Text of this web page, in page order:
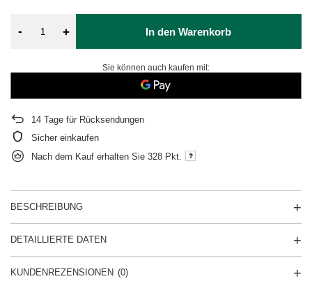
- + In den Warenkorb
Sie können auch kaufen mit:
14 Tage für Rücksendungen
Sicher einkaufen
Nach dem Kauf erhalten Sie 328 Pkt.
BESCHREIBUNG
DETAILLIERTE DATEN
KUNDENREZENSIONEN (0)